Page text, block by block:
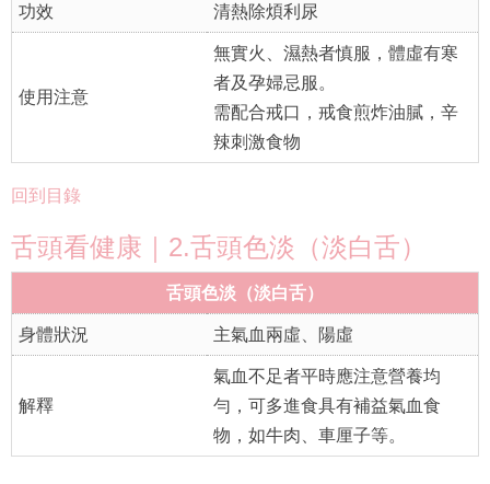
功效 清熱除煩利尿
使用注意
無實火、濕熱者慎服，體虛有寒
者及孕婦忌服。
需配合戒口，戒食煎炸油膩，辛
辣刺激食物
回到目錄
舌頭看健康｜2.舌頭色淡（淡白舌）
舌頭色淡（淡白舌）
身體狀況 主氣血兩虛、陽虛
解釋
氣血不足者平時應注意營養均
勻，可多進食具有補益氣血食
物，如牛肉、車厘子等。